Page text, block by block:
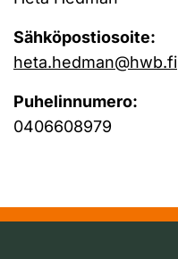
Sähköpostiosoite:
heta.hedman@hwb.fi
Puhelinnumero:
0406608979